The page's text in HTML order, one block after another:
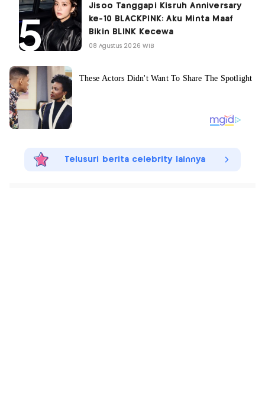
Jisoo Tanggapi Kisruh Anniversary
ke-10 BLACKPINK: Aku Minta Maaf
Bikin BLINK Kecewa
08 Agustus 2026 WIB
Telusuri berita celebrity lainnya